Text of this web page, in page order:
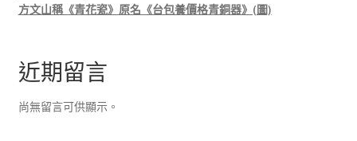
方文山稱《青花瓷》原名《台包養價格青銅器》(圖)
近期留言
尚無留言可供顯示。